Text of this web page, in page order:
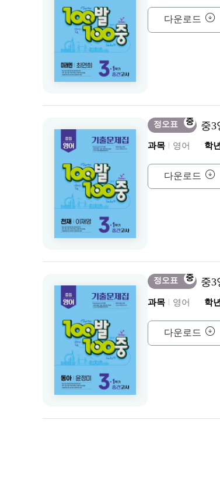
다운로드
정오표 중 중3
과목 영어 학
다운로드
정오표 중 중3
과목 영어 학
다운로드